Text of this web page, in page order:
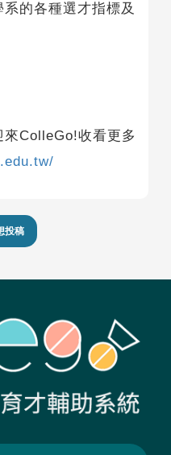
的各種選才指標及
ColleGo!收看更多
投稿